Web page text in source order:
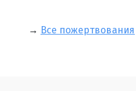
→ Все пожертвования